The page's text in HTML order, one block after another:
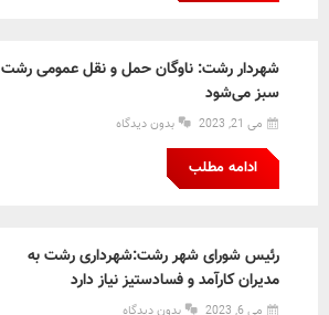
شهردار رشت: ناوگان حمل و نقل عمومی رشت
سبز می‌شود
می 21, 2023 بدون دیدگاه
ادامه مطلب
رئیس شورای شهر رشت:شهرداری رشت به
مدیران کارآمد و فسادستیز نیاز دارد
می 6, 2023 بدون دیدگاه